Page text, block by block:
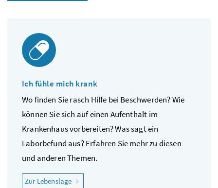
Ich fühle mich krank
Wo finden Sie rasch Hilfe bei Beschwerden? Wie
können Sie sich auf einen Aufenthalt im
Krankenhaus vorbereiten? Was sagt ein
Laborbefund aus? Erfahren Sie mehr zu diesen
und anderen Themen.
Zur Lebenslage "Ich fühle mich krank"